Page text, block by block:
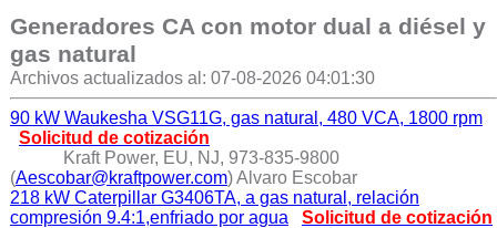
Generadores CA con motor dual a diésel y
gas natural
Archivos actualizados al: 07-08-2026 04:01:30
90 kW Waukesha VSG11G, gas natural, 480 VCA, 1800 rpm
Solicitud de cotización
Kraft Power, EU, NJ, 973-835-9800
(Aescobar@kraftpower.com) Alvaro Escobar
218 kW Caterpillar G3406TA, a gas natural, relación
compresión 9.4:1,enfriado por agua
Solicitud de cotización